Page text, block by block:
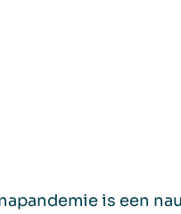
is een